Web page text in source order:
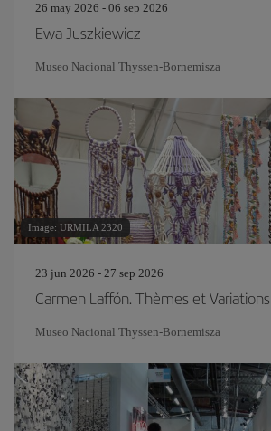
26 may 2026 - 06 sep 2026
Ewa Juszkiewicz
Museo Nacional Thyssen-Bornemisza
Image: URMILA 2320
23 jun 2026 - 27 sep 2026
Carmen Laffón. Thèmes et Variations
Museo Nacional Thyssen-Bornemisza